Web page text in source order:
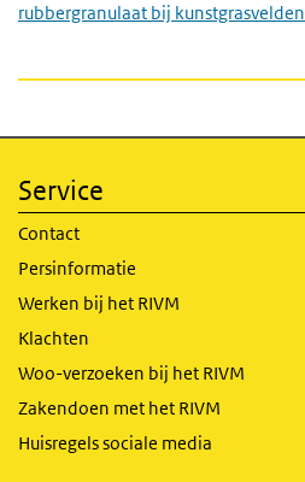
rubbergranulaat bij kunstgrasvelden
Service
Contact
Persinformatie
Werken bij het RIVM
Klachten
Woo-verzoeken bij het RIVM
Zakendoen met het RIVM
Huisregels sociale media